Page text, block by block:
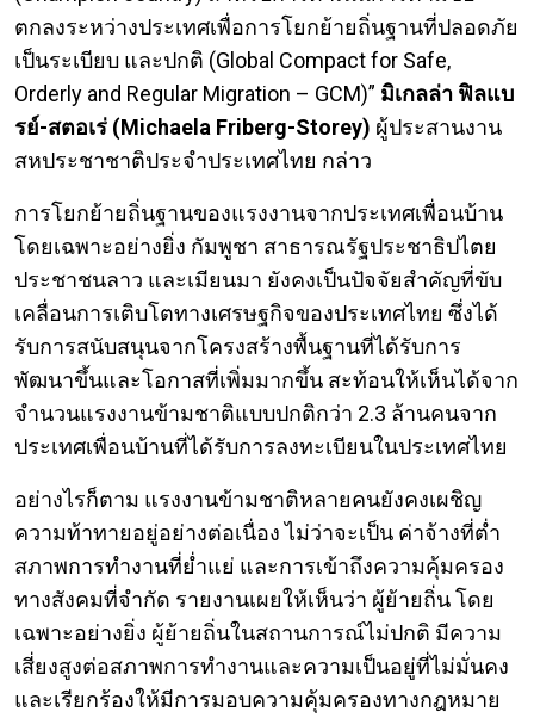
ตกลงระหว่างประเทศเพื่อการโยกย้ายถิ่นฐานที่ปลอดภัย
เป็นระเบียบ และปกติ (Global Compact for Safe,
Orderly and Regular Migration – GCM)” มิเกลล่า ฟิลแบ
รย์-สตอเร่ (Michaela Friberg-Storey) ผู้ประสานงาน
สหประชาชาติประจำประเทศไทย กล่าว
การโยกย้ายถิ่นฐานของแรงงานจากประเทศเพื่อนบ้าน
โดยเฉพาะอย่างยิ่ง กัมพูชา สาธารณรัฐประชาธิปไตย
ประชาชนลาว และเมียนมา ยังคงเป็นปัจจัยสำคัญที่ขับ
เคลื่อนการเติบโตทางเศรษฐกิจของประเทศไทย ซึ่งได้
รับการสนับสนุนจากโครงสร้างพื้นฐานที่ได้รับการ
พัฒนาขึ้นและโอกาสที่เพิ่มมากขึ้น สะท้อนให้เห็นได้จาก
จำนวนแรงงานข้ามชาติแบบปกติกว่า 2.3 ล้านคนจาก
ประเทศเพื่อนบ้านที่ได้รับการลงทะเบียนในประเทศไทย
อย่างไรก็ตาม แรงงานข้ามชาติหลายคนยังคงเผชิญ
ความท้าทายอยู่อย่างต่อเนื่อง ไม่ว่าจะเป็น ค่าจ้างที่ต่ำ
สภาพการทำงานที่ย่ำแย่ และการเข้าถึงความคุ้มครอง
ทางสังคมที่จำกัด รายงานเผยให้เห็นว่า ผู้ย้ายถิ่น โดย
เฉพาะอย่างยิ่ง ผู้ย้ายถิ่นในสถานการณ์ไม่ปกติ มีความ
เสี่ยงสูงต่อสภาพการทำงานและความเป็นอยู่ที่ไม่มั่นคง
และเรียกร้องให้มีการมอบความคุ้มครองทางกฎหมาย